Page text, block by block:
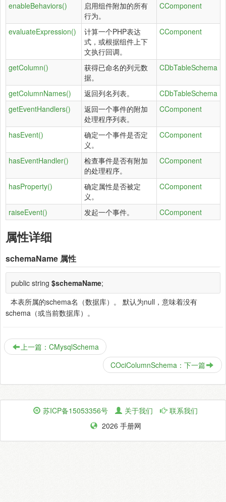
enableBehaviors()
启用组件附加的所有
行为。
CComponent
evaluateExpression()
计算一个PHP表达
式，或根据组件上下
文执行回调。
CComponent
getColumn()
获得已命名的列元数
据。
CDbTableSchema
getColumnNames() 返回列名列表。
CDbTableSchema
getEventHandlers()
返回一个事件的附加
处理程序列表。
CComponent
hasEvent()
确定一个事件是否定
义。
CComponent
hasEventHandler()
检查事件是否有附加
的处理程序。
CComponent
hasProperty()
确定属性是否被定
义。
CComponent
raiseEvent() 发起一个事件。 CComponent
属性详细
schemaName 属性
public string $schemaName;
本表所属的schema名（数据库）。 默认为null，意味着没有
schema（或当前数据库）。
上一篇：CMysqlSchema
COciColumnSchema：下一篇
苏ICP备15053356号 关于我们
联系我们
2026 手册网